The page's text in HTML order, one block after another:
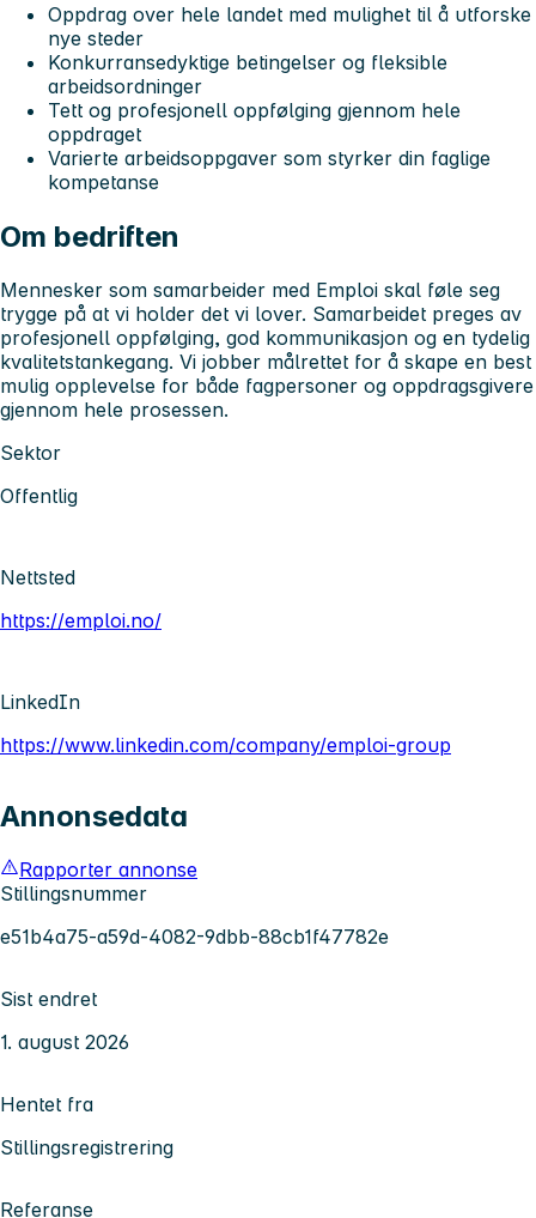
Oppdrag over hele landet med mulighet til å utforske
nye steder
Konkurransedyktige betingelser og fleksible
arbeidsordninger
Tett og profesjonell oppfølging gjennom hele
oppdraget
Varierte arbeidsoppgaver som styrker din faglige
kompetanse
Om bedriften
Mennesker som samarbeider med Emploi skal føle seg
trygge på at vi holder det vi lover. Samarbeidet preges av
profesjonell oppfølging, god kommunikasjon og en tydelig
kvalitetstankegang. Vi jobber målrettet for å skape en best
mulig opplevelse for både fagpersoner og oppdragsgivere
gjennom hele prosessen.
Sektor
Offentlig
Nettsted
https://emploi.no/
LinkedIn
https://www.linkedin.com/company/emploi-group
Annonsedata
Rapporter annonse
Stillingsnummer
e51b4a75-a59d-4082-9dbb-88cb1f47782e
Sist endret
1. august 2026
Hentet fra
Stillingsregistrering
Referanse